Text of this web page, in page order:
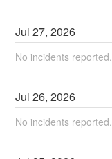
Jul27,2026
No incidents reported.
Jul26,2026
No incidents reported.